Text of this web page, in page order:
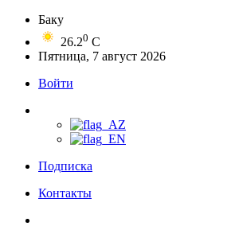
Баку
26.20 C
Пятница, 7 август 2026
Войти
Подписка
Контакты